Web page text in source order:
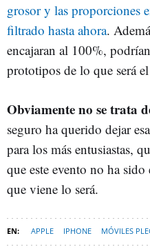
grosor y las proporciones
filtrado hasta ahora.
encajaran al 100%,
prototipos de lo que será
Obviamente no se trata
seguro ha querido dejar
para los más entusiastas,
que este evento no ha
que viene lo será.
APPLE IPHONE MÓVILES